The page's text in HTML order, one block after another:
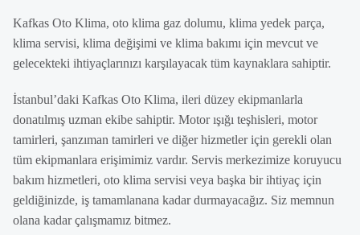
Kafkas Oto Klima, oto klima gaz dolumu, klima yedek parça,
klima servisi, klima değişimi ve klima bakımı için mevcut ve
gelecekteki ihtiyaçlarınızı karşılayacak tüm kaynaklara sahiptir.
İstanbul’daki Kafkas Oto Klima, ileri düzey ekipmanlarla
donatılmış uzman ekibe sahiptir. Motor ışığı teşhisleri, motor
tamirleri, şanzıman tamirleri ve diğer hizmetler için gerekli olan
tüm ekipmanlara erişimimiz vardır. Servis merkezimize koruyucu
bakım hizmetleri, oto klima servisi veya başka bir ihtiyaç için
geldiğinizde, iş tamamlanana kadar durmayacağız. Siz memnun
olana kadar çalışmamız bitmez.